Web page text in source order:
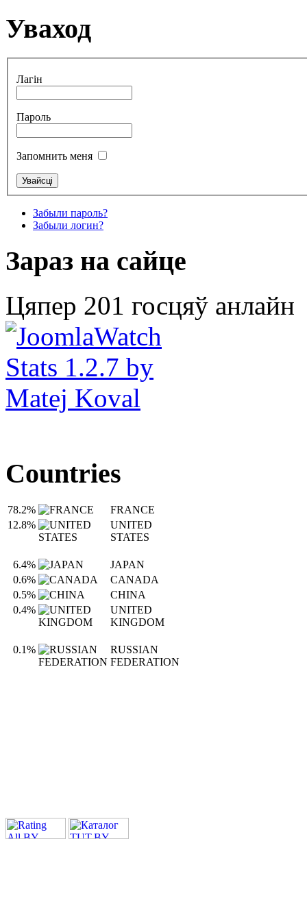
Уваход
Лагін
Пароль
Запомнить меня
Забыли пароль?
Забыли логин?
Зараз на сайце
Цяпер 201 госцяў анлайн
Countries
78.2%
FRANCE
12.8%
UNITED
STATES
6.4%
JAPAN
0.6%
CANADA
0.5%
CHINA
0.4%
UNITED
KINGDOM
0.1%
RUSSIAN
FEDERATION